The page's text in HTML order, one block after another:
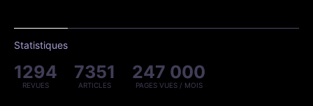
Statistiques
1294
REVUES
7351
ARTICLES
247 000
PAGES VUES / MOIS